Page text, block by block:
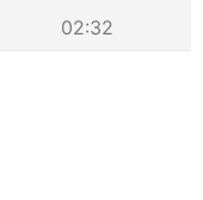
02:32